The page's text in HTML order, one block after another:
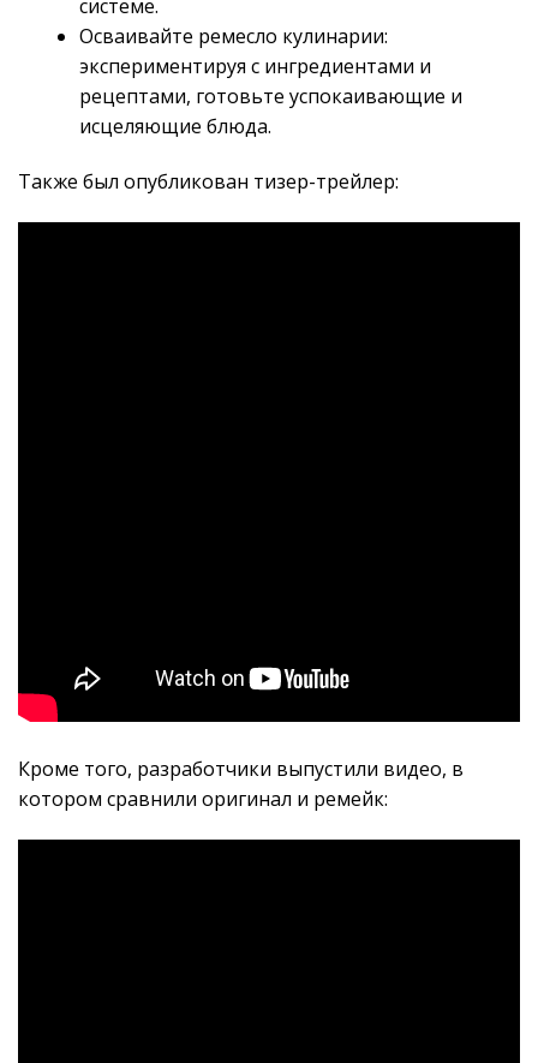
системе.
Осваивайте ремесло кулинарии:
экспериментируя с ингредиентами и
рецептами, готовьте успокаивающие и
исцеляющие блюда.
Также был опубликован тизер-трейлер:
Кроме того, разработчики выпустили видео, в
котором сравнили оригинал и ремейк: